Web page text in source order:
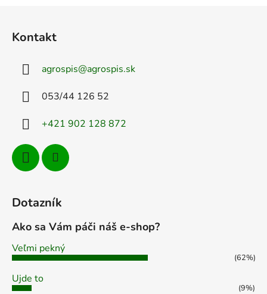
Kontakt
agrospis@agrospis.sk
053/44 126 52
+421 902 128 872
Dotazník
Ako sa Vám páči náš e-shop?
Veľmi pekný
(62%)
Ujde to
(9%)